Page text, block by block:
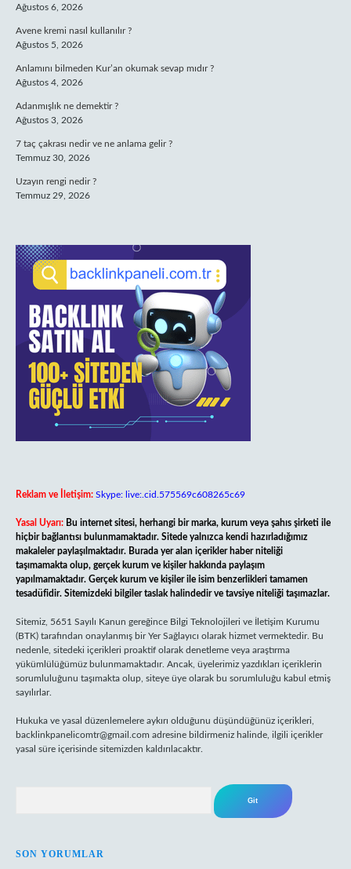
Ağustos 6, 2026
Avene kremi nasıl kullanılır ?
Ağustos 5, 2026
Anlamını bilmeden Kur’an okumak sevap mıdır ?
Ağustos 4, 2026
Adanmışlık ne demektir ?
Ağustos 3, 2026
7 taç çakrası nedir ve ne anlama gelir ?
Temmuz 30, 2026
Uzayın rengi nedir ?
Temmuz 29, 2026
Reklam ve İletişim: Skype: live:.cid.575569c608265c69
Yasal Uyarı: Bu internet sitesi, herhangi bir marka, kurum veya şahıs şirketi ile
hiçbir bağlantısı bulunmamaktadır. Sitede yalnızca kendi hazırladığımız
makaleler paylaşılmaktadır. Burada yer alan içerikler haber niteliği
taşımamakta olup, gerçek kurum ve kişiler hakkında paylaşım
yapılmamaktadır. Gerçek kurum ve kişiler ile isim benzerlikleri tamamen
tesadüfidir. Sitemizdeki bilgiler taslak halindedir ve tavsiye niteliği taşımazlar.
Sitemiz, 5651 Sayılı Kanun gereğince Bilgi Teknolojileri ve İletişim Kurumu
(BTK) tarafından onaylanmış bir Yer Sağlayıcı olarak hizmet vermektedir. Bu
nedenle, sitedeki içerikleri proaktif olarak denetleme veya araştırma
yükümlülüğümüz bulunmamaktadır. Ancak, üyelerimiz yazdıkları içeriklerin
sorumluluğunu taşımakta olup, siteye üye olarak bu sorumluluğu kabul etmiş
sayılırlar.
Hukuka ve yasal düzenlemelere aykırı olduğunu düşündüğünüz içerikleri,
backlinkpanelicomtr@gmail.com adresine bildirmeniz halinde, ilgili içerikler
yasal süre içerisinde sitemizden kaldırılacaktır.
SON YORUMLAR